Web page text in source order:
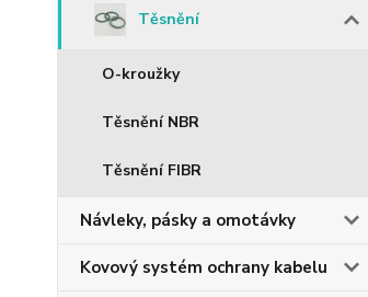
Těsnění
O-kroužky
Těsnění NBR
Těsnění FIBR
Návleky, pásky a omotávky
Kovový systém ochrany kabelu